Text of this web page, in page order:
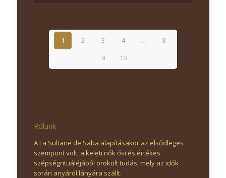
1 2 3 4 …
8
9
10
Rólunk
A La Sultane de Saba alapításakor az elsődleges
szempont volt, a keleti nők ősi és értékes
szépségrituáléjából örökölt tudás, mely az idők
során anyáról lányára szállt.